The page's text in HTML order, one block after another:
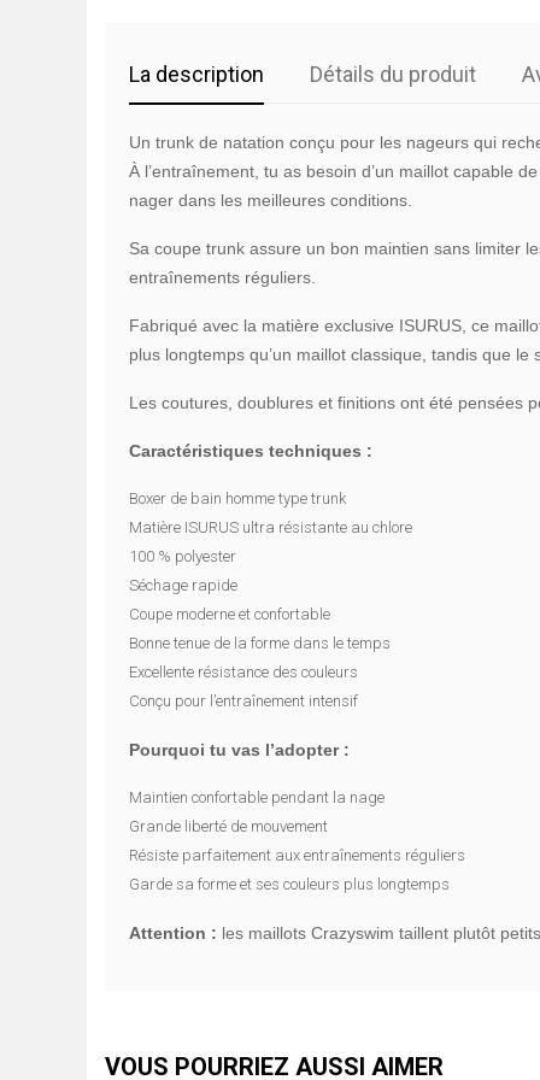
La description Détails du produit
Un trunk de natation conçu pour les nageurs qui
À l’entraînement, tu as besoin d’un maillot capable
nager dans les meilleures conditions.
Sa coupe trunk assure un bon maintien sans limiter
entraînements réguliers.
Fabriqué avec la matière exclusive ISURUS, ce
plus longtemps qu’un maillot classique, tandis que
Les coutures, doublures et finitions ont été pensées
Caractéristiques techniques :
Boxer de bain homme type trunk
Matière ISURUS ultra résistante au chlore
100 % polyester
Séchage rapide
Coupe moderne et confortable
Bonne tenue de la forme dans le temps
Excellente résistance des couleurs
Conçu pour l’entraînement intensif
Pourquoi tu vas l’adopter :
Maintien confortable pendant la nage
Grande liberté de mouvement
Résiste parfaitement aux entraînements réguliers
Garde sa forme et ses couleurs plus longtemps
Attention : les maillots Crazyswim taillent plutôt
VOUS POURRIEZ AUSSI AIMER